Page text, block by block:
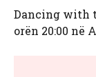
Dancing with
orën 20:00 në